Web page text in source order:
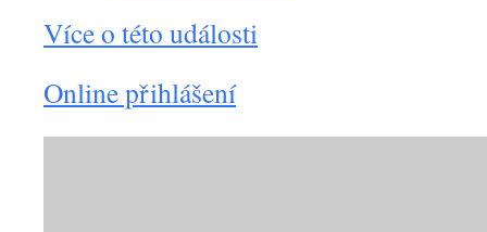
Více o této události
Online přihlášení